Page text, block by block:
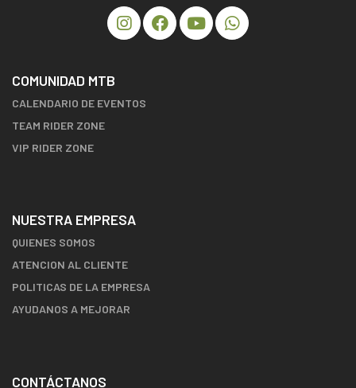
COMUNIDAD MTB
CALENDARIO DE EVENTOS
TEAM RIDER ZONE
VIP RIDER ZONE
NUESTRA EMPRESA
QUIENES SOMOS
ATENCION AL CLIENTE
POLITICAS DE LA EMPRESA
AYUDANOS A MEJORAR
CONTÁCTANOS